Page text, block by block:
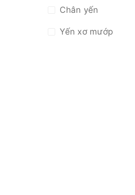
Chân yến
Yến xơ mướp